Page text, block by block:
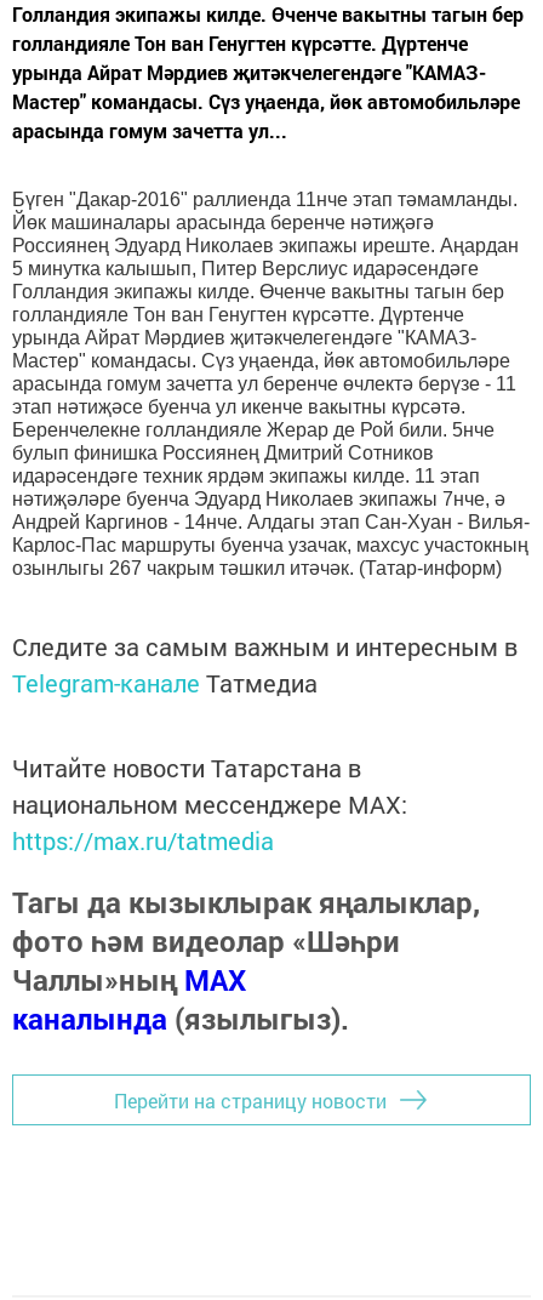
Голландия экипажы килде. Өченче вакытны тагын бер
голландияле Тон ван Генугтен күрсәтте. Дүртенче
урында Айрат Мәрдиев җитәкчелегендәге "КАМАЗ-
Мастер" командасы. Сүз уңаенда, йөк автомобильләре
арасында гомум зачетта ул...
Бүген "Дакар-2016" раллиенда 11нче этап тәмамланды.
Йөк машиналары арасында беренче нәтиҗәгә
Россиянең Эдуард Николаев экипажы иреште. Аңардан
5 минутка калышып, Питер Верслиус идарәсендәге
Голландия экипажы килде. Өченче вакытны тагын бер
голландияле Тон ван Генугтен күрсәтте. Дүртенче
урында Айрат Мәрдиев җитәкчелегендәге "КАМАЗ-
Мастер" командасы. Сүз уңаенда, йөк автомобильләре
арасында гомум зачетта ул беренче өчлектә берүзе - 11
этап нәтиҗәсе буенча ул икенче вакытны күрсәтә.
Беренчелекне голландияле Жерар де Рой били. 5нче
булып финишка Россиянең Дмитрий Сотников
идарәсендәге техник ярдәм экипажы килде. 11 этап
нәтиҗәләре буенча Эдуард Николаев экипажы 7нче, ә
Андрей Каргинов - 14нче. Алдагы этап Сан-Хуан - Вилья-
Карлос-Пас маршруты буенча узачак, махсус участокның
озынлыгы 267 чакрым тәшкил итәчәк. (Татар-информ)
Следите за самым важным и интересным в
Telegram-канале Татмедиа
Читайте новости Татарстана в
национальном мессенджере MАХ:
https://max.ru/tatmedia
Тагы да кызыклырак яңалыклар,
фото һәм видеолар «Шәһри
Чаллы»ныңMAX
каналында (язылыгыз).
Перейти на страницу новости